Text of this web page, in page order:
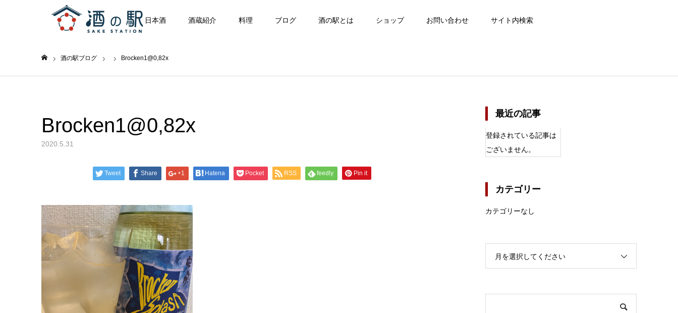
日本酒 酒蔵紹介 料理 ブログ 酒の駅とは ショップ お問い合わせ サイト内検索
酒の駅ブログ Brocken1@0,82x
Brocken1@0,82x
2020.5.31
Tweet Share +1 Hatena Pocket RSS feedly Pin it
最近の記事
登録されている記事は
ございません。
カテゴリー
カテゴリーなし
月を選択してください